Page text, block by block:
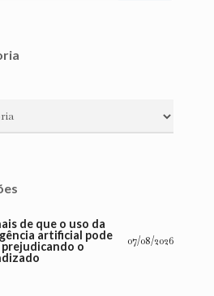
de que o uso da
artificial pode
o
07/08/2026